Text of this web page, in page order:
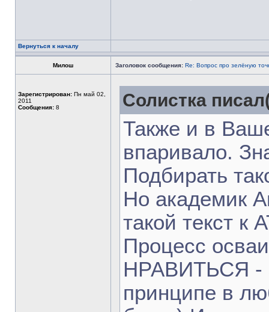
Вернуться к началу
Милош Заголовок сообщения: Re: Вопрос про зелёную
Зарегистрирован: Пн май 02,
2011
Сообщения: 8 Солистка
Также и в
впаривало.
Подбирать
Но академик
такой текст к
Процесс
НРАВИТЬСЯ -
принципе в